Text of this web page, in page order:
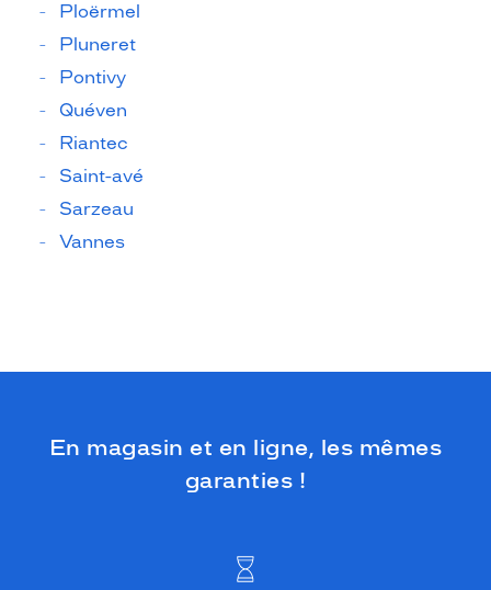
Ploërmel
Pluneret
Pontivy
Quéven
Riantec
Saint-avé
Sarzeau
Vannes
En magasin et en ligne, les mêmes
garanties !